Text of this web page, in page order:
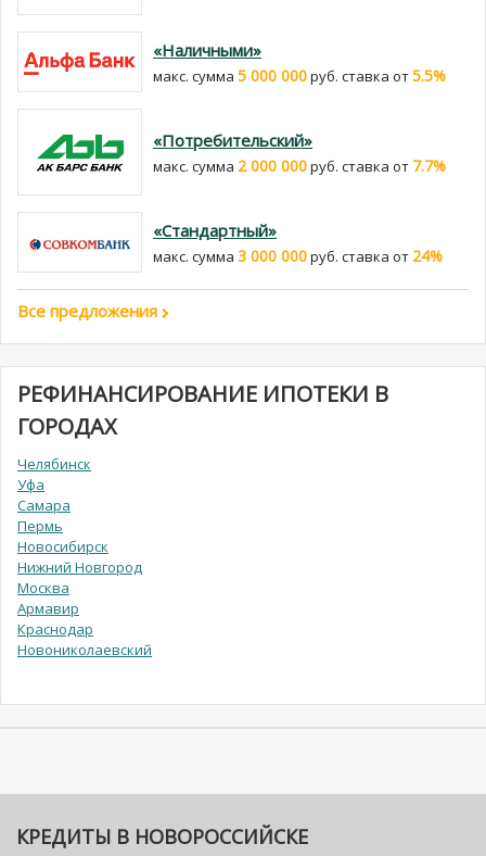
«Наличными»
макс. сумма 5 000 000руб. cтавка от5.5%
«Потребительский»
макс. сумма 2 000 000руб. cтавка от 7.7%
«Стандартный»
макс. сумма 3 000 000руб. cтавка от 24%
Все предложения
РЕФИНАНСИРОВАНИЕ ИПОТЕКИ В
ГОРОДАХ
Челябинск
Уфа
Самара
Пермь
Новосибирск
Нижний Новгород
Москва
Армавир
Краснодар
Новониколаевский
КРЕДИТЫ В НОВОРОССИЙСКЕ